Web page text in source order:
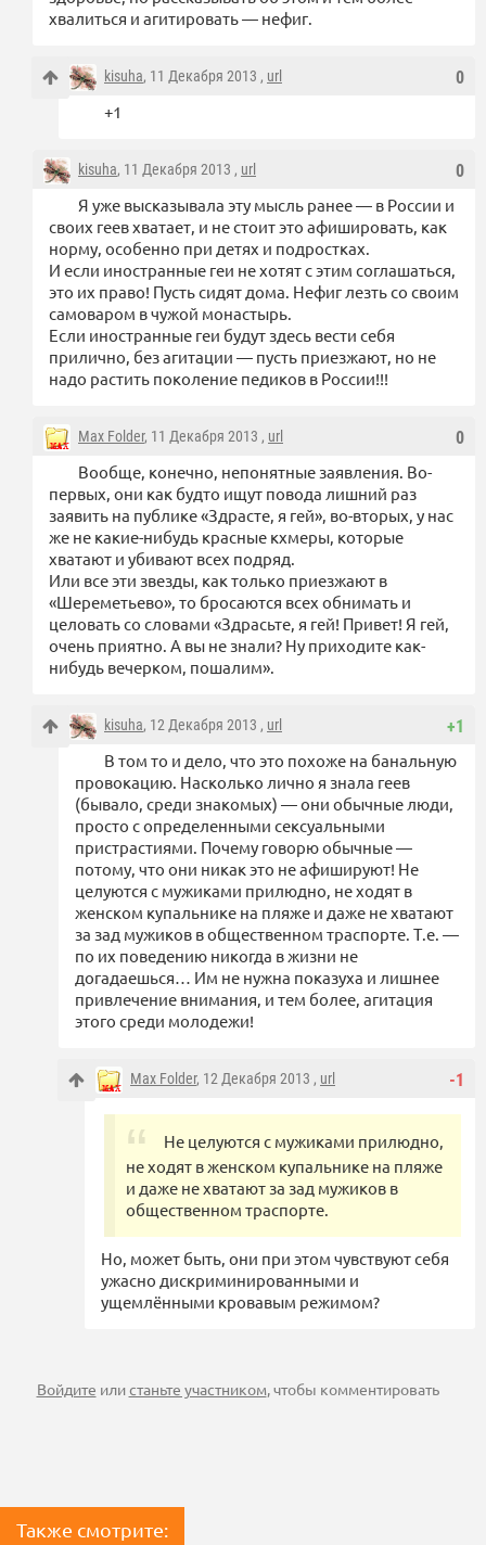
хвалиться и агитировать — нефиг.
0
kisuha, 11 Декабря 2013 , url
+1
0
kisuha, 11 Декабря 2013 , url
Я уже высказывала эту мысль ранее — в России и
своих геев хватает, и не стоит это афишировать, как
норму, особенно при детях и подростках.
И если иностранные геи не хотят с этим соглашаться,
это их право! Пусть сидят дома. Нефиг лезть со своим
самоваром в чужой монастырь.
Если иностранные геи будут здесь вести себя
прилично, без агитации — пусть приезжают, но не
надо растить поколение педиков в России!!!
0
Max Folder, 11 Декабря 2013 , url
Вообще, конечно, непонятные заявления. Во-
первых, они как будто ищут повода лишний раз
заявить на публике «Здрасте, я гей», во-вторых, у нас
же не какие-нибудь красные кхмеры, которые
хватают и убивают всех подряд.
Или все эти звезды, как только приезжают в
«Шереметьево», то бросаются всех обнимать и
целовать со словами «Здрасьте, я гей! Привет! Я гей,
очень приятно. А вы не знали? Ну приходите как-
нибудь вечерком, пошалим».
+1
kisuha, 12 Декабря 2013 , url
В том то и дело, что это похоже на банальную
провокацию. Насколько лично я знала геев
(бывало, среди знакомых) — они обычные люди,
просто с определенными сексуальными
пристрастиями. Почему говорю обычные —
потому, что они никак это не афишируют! Не
целуются с мужиками прилюдно, не ходят в
женском купальнике на пляже и даже не хватают
за зад мужиков в общественном траспорте. Т.е. —
по их поведению никогда в жизни не
догадаешься… Им не нужна показуха и лишнее
привлечение внимания, и тем более, агитация
этого среди молодежи!
-1
Max Folder, 12 Декабря 2013 , url
Не целуются с мужиками прилюдно,
не ходят в женском купальнике на пляже
и даже не хватают за зад мужиков в
общественном траспорте.
Но, может быть, они при этом чувствуют себя
ужасно дискриминированными и
ущемлёнными кровавым режимом?
Войдите илистаньте участником, чтобы комментировать
Также смотрите: